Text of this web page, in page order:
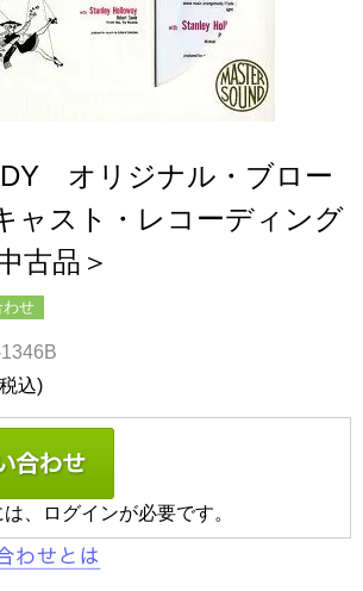
オリジナル・ブロー
ャスト・レコーディング
古品＞
わせ
1346B
税込
、ログインが必要です。